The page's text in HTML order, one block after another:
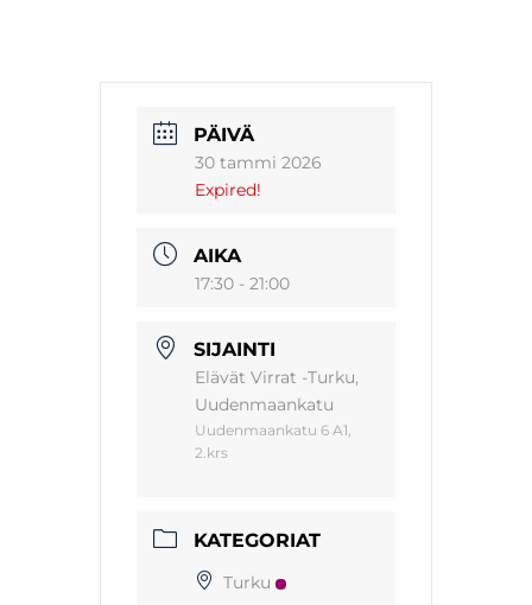
PÄIVÄ
30 tammi 2026
Expired!
AIKA
17:30 - 21:00
SIJAINTI
Elävät Virrat -Turku,
Uudenmaankatu
Uudenmaankatu 6 A1,
2.krs
KATEGORIAT
Turku